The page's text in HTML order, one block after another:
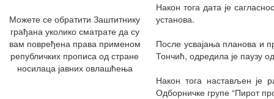
Након тога дата је
установа.
После усвајања планова и
Тончић, одредила је паузу
Након тога настављен је
Одборничке групе “Пирот
Можете се обратити Заштитнику
грађана уколико сматрате да су
вам повређена права применом
републичких прописа од стране
носилаца јавних овлашћења